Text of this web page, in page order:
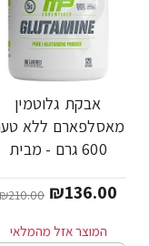
אבקת גלוטמין
מאסלפארם ללא
600 גרם - מבית
₪136.00
₪210.00